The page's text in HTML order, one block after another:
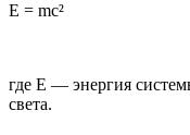
E = mc²
где E — энергия
света.